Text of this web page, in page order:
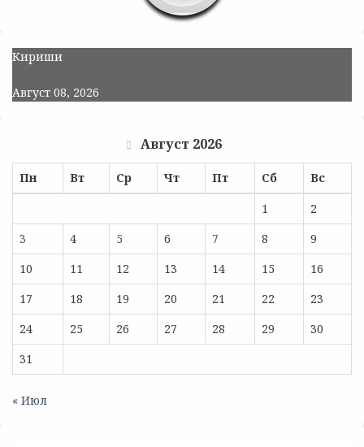
Кириши
Август 08, 2026
Август 2026
Пн Вт Ср Чт Пт Сб
Вс
1
2
3
4 5 6 7 8
9
10
11 12 13 14 15
16
17
18 19 20 21 22
23
24
25 26 27 28 29
30
31
« Июл